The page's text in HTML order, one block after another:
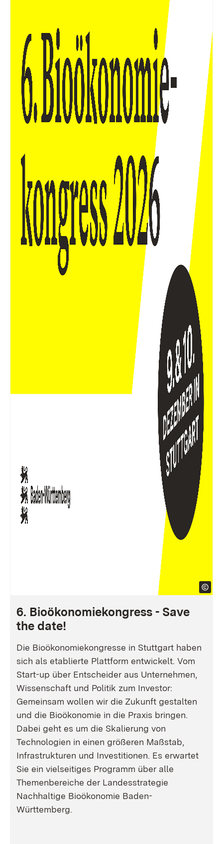
6. Bioökonomiekongress - Save
the date!
Die Bioökonomiekongresse in Stuttgart haben
sich als etablierte Plattform entwickelt. Vom
Start-up über Entscheider aus Unternehmen,
Wissenschaft und Politik zum Investor:
Gemeinsam wollen wir die Zukunft gestalten
und die Bioökonomie in die Praxis bringen.
Dabei geht es um die Skalierung von
Technologien in einen größeren Maßstab,
Infrastrukturen und Investitionen. Es erwartet
Sie ein vielseitiges Programm über alle
Themenbereiche der Landesstrategie
Nachhaltige Bioökonomie Baden-
Württemberg.